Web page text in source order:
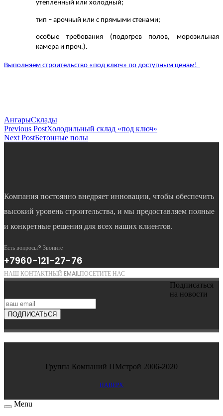
утепленный или холодный;
тип – арочный или с прямыми стенами;
особые требования (подогрев полов, морозильная
камера и проч.).
Выполняем строительство «под ключ» по доступным ценам!
АнгарыСклады
Previous PostХолодильный склад «под ключ»
Next PostБетонные полы
Компания постоянно внедряет инновации, чтобы обеспечить
высокий уровень строительства, и мы предоставляем полные
и конкретные решения для всех наших клиентов.
Есть вопросы? Звоните
+7960-121-27-76
НАШ КОНТАКТНЫЙ EMAILПОСЕТИТЕ НАС
Подписаться
на новости
Группа Компаний ПМстрой 2006-2020
НАВЕРХ
Menu